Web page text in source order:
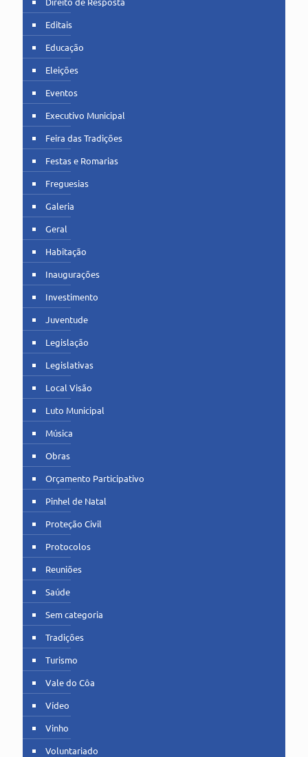
Editais
Educação
Eleições
Eventos
Executivo Municipal
Feira das Tradições
Festas e Romarias
Freguesias
Galeria
Geral
Habitação
Inaugurações
Investimento
Juventude
Legislação
Legislativas
Local Visão
Luto Municipal
Música
Obras
Orçamento Participativo
Pinhel de Natal
Proteção Civil
Protocolos
Reuniões
Saúde
Sem categoria
Tradições
Turismo
Vale do Côa
Vídeo
Vinho
Voluntariado